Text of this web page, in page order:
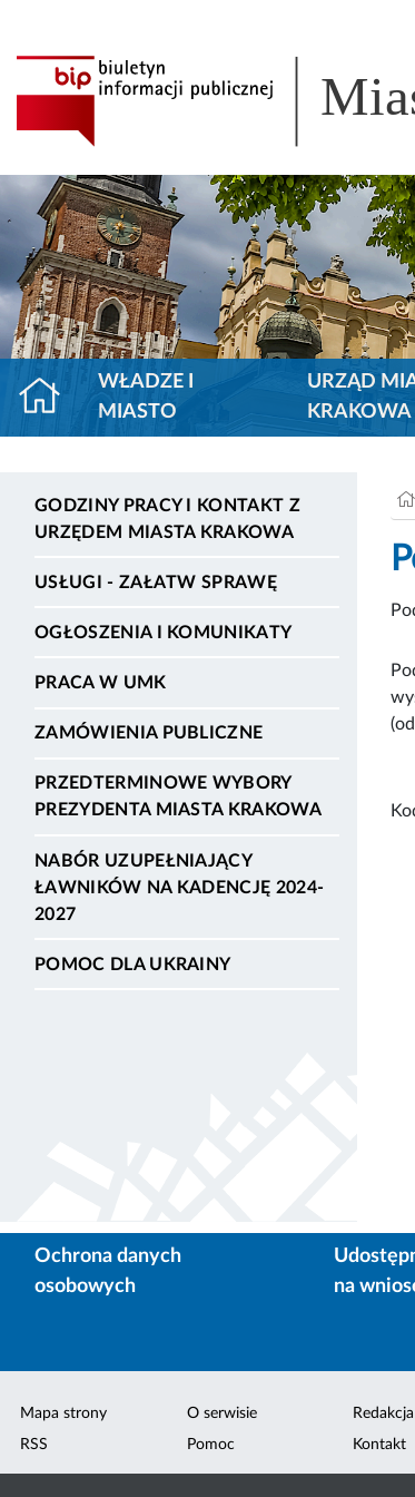
WŁADZE I
MIASTO
URZĄD
KRAKOWA
GODZINY PRACY I KONTAKT Z
URZĘDEM MIASTA KRAKOWA
USŁUGI - ZAŁATW SPRAWĘ
OGŁOSZENIA I KOMUNIKATY
PRACA W UMK
ZAMÓWIENIA PUBLICZNE
PRZEDTERMINOWE WYBORY
PREZYDENTA MIASTA KRAKOWA
NABÓR UZUPEŁNIAJĄCY
ŁAWNIKÓW NA KADENCJĘ 2024-
2027
POMOC DLA UKRAINY
Ochrona danych
osobowych
na
Mapa strony
RSS
O serwisie
Pomoc
Kontakt